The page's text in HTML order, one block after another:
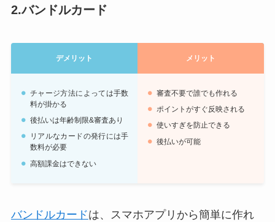
2.バンドルカード
デメリット メリット
チャージ方法によっては手数
料が掛かる
後払いは年齢制限&審査あり
リアルなカードの発行には手
数料が必要
高額課金はできない
審査不要で誰でも作れる
ポイントがすぐ反映される
使いすぎを防止できる
後払いが可能
バンドルカードは、スマホアプリから簡単に作れ